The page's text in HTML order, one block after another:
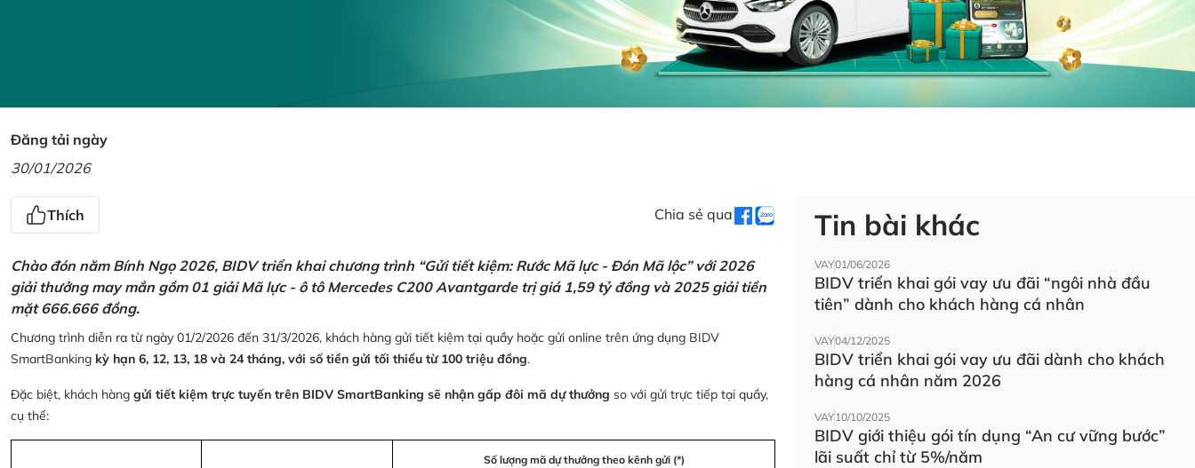
Đăng tải ngày
30/01/2026
Thích Chia sẻ qua
Chào đón năm Bính Ngọ 2026, BIDV triển khai chương trình “Gửi tiết kiệm: Rước Mã lực - Đón Mã lộc” với 2026
giải thưởng may mắn gồm 01 giải Mã lực - ô tô Mercedes C200 Avantgarde trị giá 1,59 tỷ đồng và 2025 giải tiền
mặt 666.666 đồng.
Chương trình diễn ra từ ngày 01/2/2026 đến 31/3/2026, khách hàng gửi tiết kiệm tại quầy hoặc gửi online trên ứng dụng BIDV
SmartBanking kỳ hạn 6, 12, 13, 18 và 24 tháng, với số tiền gửi tối thiểu từ 100 triệu đồng.
Đặc biệt, khách hàng gửi tiết kiệm trực tuyến trên BIDV SmartBanking sẽ nhận gấp đôi mã dự thưởng so với gửi trực tiếp tại quầy,
cụ thể:
Số lượng mã dự thưởng theo kênh gửi (*)
Tin bài khác
VAY01/06/2026
BIDV triển khai gói vay ưu đãi “ngôi nhà đầu
tiên” dành cho khách hàng cá nhân
VAY04/12/2025
BIDV triển khai gói vay ưu đãi dành cho khách
hàng cá nhân năm 2026
VAY10/10/2025
BIDV giới thiệu gói tín dụng “An cư vững bước”
lãi suất chỉ từ 5%/năm